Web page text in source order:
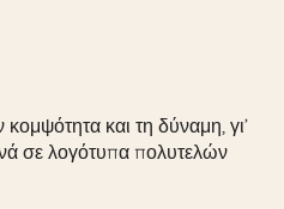
κομψότητα και τη δύναμη, γι’
σε λογότυπα πολυτελών